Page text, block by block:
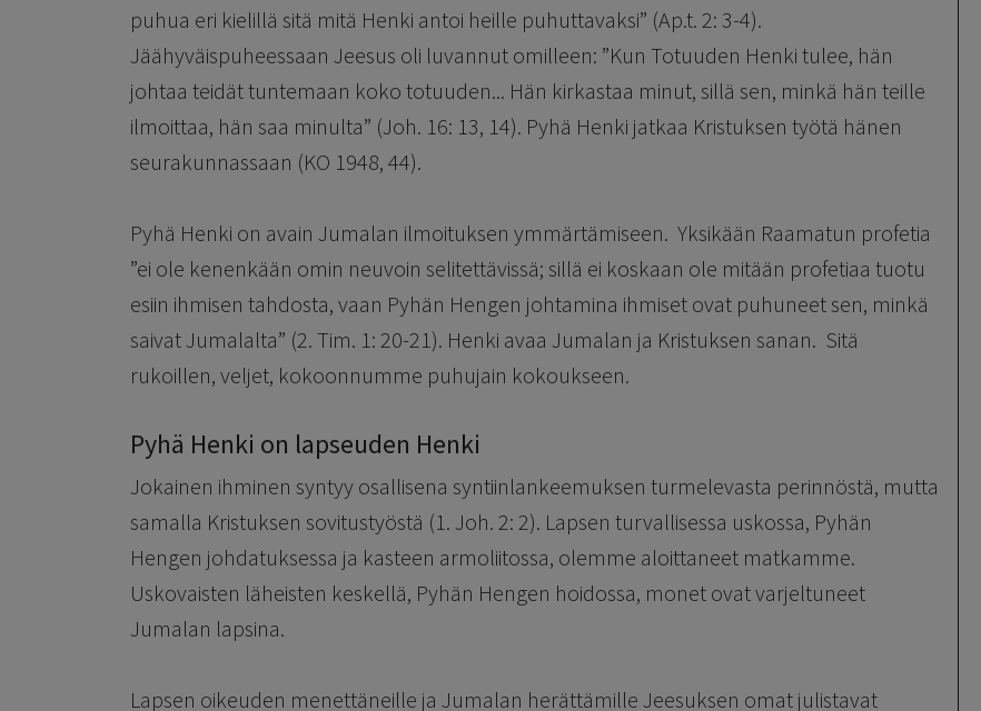
puhua eri kielillä sitä mitä Henki antoi heille puhuttavaksi” (Ap.t. 2: 3-4).
Jäähyväispuheessaan Jeesus oli luvannut omilleen: ”Kun Totuuden Henki tulee, hän
johtaa teidät tuntemaan koko totuuden... Hän kirkastaa minut, sillä sen, minkä hän teille
ilmoittaa, hän saa minulta” (Joh. 16: 13, 14). Pyhä Henki jatkaa Kristuksen työtä hänen
seurakunnassaan (KO 1948, 44).
Pyhä Henki on avain Jumalan ilmoituksen ymmärtämiseen. Yksikään Raamatun profetia
”ei ole kenenkään omin neuvoin selitettävissä; sillä ei koskaan ole mitään profetiaa tuotu
esiin ihmisen tahdosta, vaan Pyhän Hengen johtamina ihmiset ovat puhuneet sen, minkä
saivat Jumalalta” (2. Tim. 1: 20-21). Henki avaa Jumalan ja Kristuksen sanan. Sitä
rukoillen, veljet, kokoonnumme puhujain kokoukseen.
Pyhä Henki on lapseuden Henki
Jokainen ihminen syntyy osallisena syntiinlankeemuksen turmelevasta perinnöstä, mutta
samalla Kristuksen sovitustyöstä (1. Joh. 2: 2). Lapsen turvallisessa uskossa, Pyhän
Hengen johdatuksessa ja kasteen armoliitossa, olemme aloittaneet matkamme.
Uskovaisten läheisten keskellä, Pyhän Hengen hoidossa, monet ovat varjeltuneet
Jumalan lapsina.
Lapsen oikeuden menettäneille ja Jumalan herättämille Jeesuksen omat julistavat